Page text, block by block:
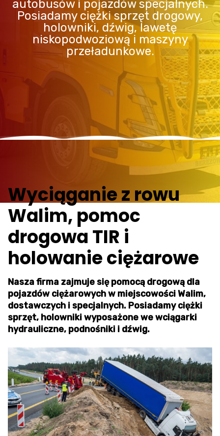
autobusów i pojazdów specjalnych.
Posiadamy ciężki sprzęt drogowy,
holowniki, dźwig, lawetę
niskopodwoziową i maszyny
przeładunkowe.
Wyciąganie z rowu
Walim, pomoc
drogowa TIR i
holowanie ciężarowe
Nasza firma zajmuje się pomocą drogową dla
pojazdów ciężarowych w miejscowości Walim,
dostawczych i specjalnych. Posiadamy ciężki
sprzęt, holowniki wyposażone we wciągarki
hydrauliczne, podnośniki i dźwig.